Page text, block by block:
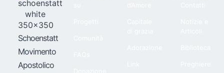
Schoenstatt
Movimento
Apostolico